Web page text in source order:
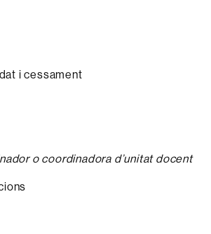
i cessament
o coordinadora d’unitat docent